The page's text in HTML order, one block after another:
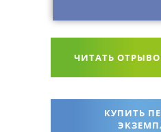
ЧИТАТЬ
КУПИТЬ